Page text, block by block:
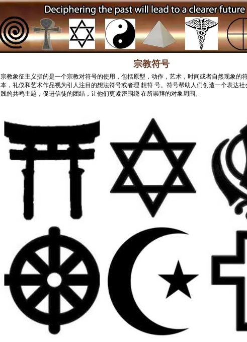
宗教符号
宗教象征主义指的是一个宗教对符号的使用，包括原型，动作，艺术，时间或者自然现象的
本，礼仪和艺术作品视为引人注目的想法符号或者理 想符 号。符号帮助人们创造一个表达社
践的共鸣主题，促进信徒的团结，让他们更紧密围绕 在所崇拜的对象周围。